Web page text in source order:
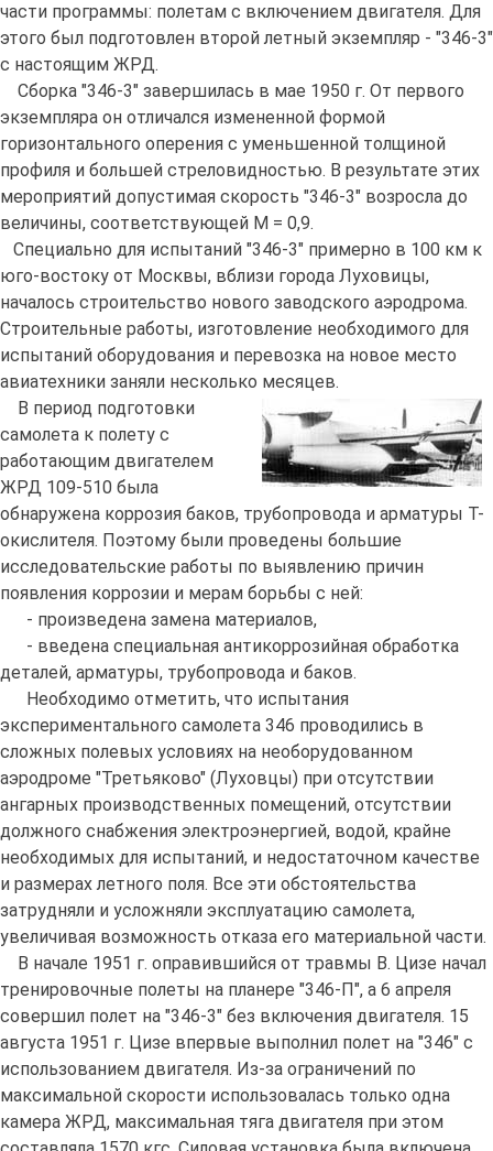
части программы: полетам с включением двигателя. Для
этого был подготовлен второй летный экземпляр - "346-3"
с настоящим ЖРД.
Сборка "346-3" завершилась в мае 1950 г. От первого
экземпляра он отличался измененной формой
горизонтального оперения с уменьшенной толщиной
профиля и большей стреловидностью. В результате этих
мероприятий допустимая скорость "346-3" возросла до
величины, соответствующей М = 0,9.
Специально для испытаний "346-3" примерно в 100 км к
юго-востоку от Москвы, вблизи города Луховицы,
началось строительство нового заводского аэродрома.
Строительные работы, изготовление необходимого для
испытаний оборудования и перевозка на новое место
авиатехники заняли несколько месяцев.
В период подготовки
самолета к полету с
работающим двигателем
ЖРД 109-510 была
обнаружена коррозия баков, трубопровода и арматуры Т-
окислителя. Поэтому были проведены большие
исследовательские работы по выявлению причин
появления коррозии и мерам борьбы с ней:
- произведена замена материалов,
- введена специальная антикоррозийная обработка
деталей, арматуры, трубопровода и баков.
Необходимо отметить, что испытания
экспериментального самолета 346 проводились в
сложных полевых условиях на необорудованном
аэродроме "Третьяково" (Луховцы) при отсутствии
ангарных производственных помещений, отсутствии
должного снабжения электроэнергией, водой, крайне
необходимых для испытаний, и недостаточном качестве
и размерах летного поля. Все эти обстоятельства
затрудняли и усложняли эксплуатацию самолета,
увеличивая возможность отказа его материальной части.
В начале 1951 г. оправившийся от травмы В. Цизе начал
тренировочные полеты на планере "346-П", а 6 апреля
совершил полет на "346-3" без включения двигателя. 15
августа 1951 г. Цизе впервые выполнил полет на "346" с
использованием двигателя. Из-за ограничений по
максимальной скорости использовалась только одна
камера ЖРД, максимальная тяга двигателя при этом